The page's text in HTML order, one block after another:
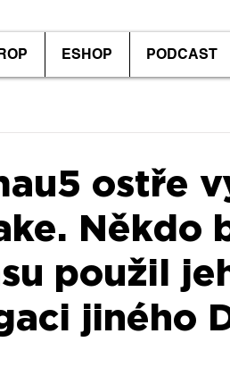
ESHOP PODCAST
ostře
Někdo
použil
jiného